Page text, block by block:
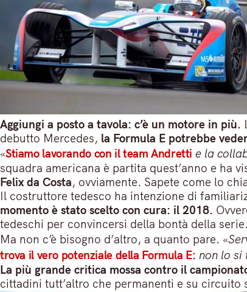
Aggiungi a posto a tavola: c’è un motore in più.
debutto Mercedes, la Formula E potrebbe
«Stiamo lavorando con il team Andretti e la
squadra americana è partita quest’anno e ha
Felix da Costa, ovviamente. Sapete come lo
Il costruttore tedesco ha intenzione di
momento è stato scelto con cura: il 2018.
tedeschi per convincersi della bontà della serie.
Ma non c’è bisogno d’altro, a quanto pare. «
trova il vero potenziale della Formula E: non lo si
La più grande critica mossa contro il
cittadini tutt’altro che permanenti e su